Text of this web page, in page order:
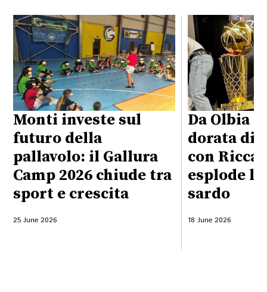
Monti investe sul
futuro della
pallavolo: il Gallura
Camp 2026 chiude tra
sport e crescita
25 June 2026
Da Olbia
dorata di
con
esplode
sardo
18 June 2026